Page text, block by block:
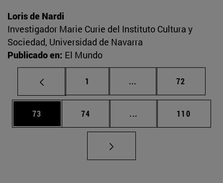
Loris de Nardi
Investigador Marie Curie del Instituto Cultura y
Sociedad, Universidad de Navarra
Publicado en: El Mundo
Página
1 ... Páginas intermedias
Página
72
Página
73 Página
74 ... Páginas intermedias
Página
110